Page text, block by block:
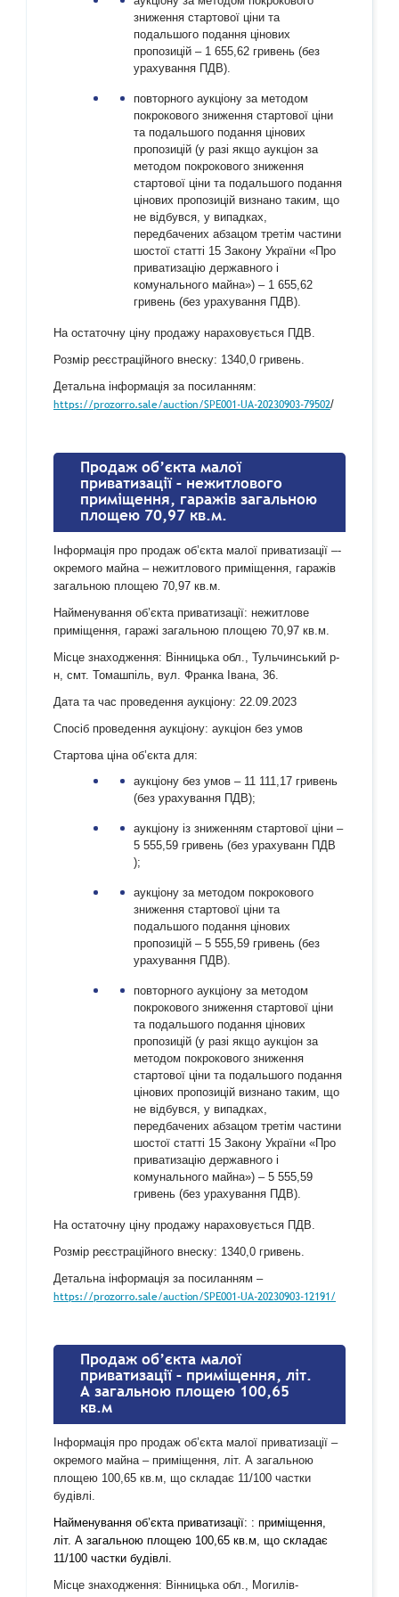
зниження стартової ціни та
подальшого подання цінових
пропозицій – 1 655,62 гривень (без
урахування ПДВ).
повторного аукціону за методом
покрокового зниження стартової ціни
та подальшого подання цінових
пропозицій (у разі якщо аукціон за
методом покрокового зниження
стартової ціни та подальшого подання
цінових пропозицій визнано таким, що
не відбувся, у випадках,
передбачених абзацом третім частини
шостої статті 15 Закону України «Про
приватизацію державного і
комунального майна») – 1 655,62
гривень (без урахування ПДВ).
На остаточну ціну продажу нараховується ПДВ.
Розмір реєстраційного внеску: 1340,0 гривень.
Детальна інформація за посиланням:
https://prozorro.sale/auction/SPE001-UA-20230903-79502/
Продаж об’єкта малої
приватизації – нежитлового
приміщення, гаражів загальною
площею 70,97 кв.м.
Інформація про продаж об’єкта малої приватизації –-
окремого майна – нежитлового приміщення, гаражів
загальною площею 70,97 кв.м.
Найменування об’єкта приватизації: нежитлове
приміщення, гаражі загальною площею 70,97 кв.м.
Місце знаходження: Вінницька обл., Тульчинський р-
н, смт. Томашпіль, вул. Франка Івана, 36.
Дата та час проведення аукціону: 22.09.2023
Спосіб проведення аукціону: аукціон без умов
Стартова ціна об’єкта для:
аукціону без умов – 11 111,17 гривень
(без урахування ПДВ);
аукціону із зниженням стартової ціни –
5 555,59 гривень (без урахуванн ПДВ
);
аукціону за методом покрокового
зниження стартової ціни та
подальшого подання цінових
пропозицій – 5 555,59 гривень (без
урахування ПДВ).
повторного аукціону за методом
покрокового зниження стартової ціни
та подальшого подання цінових
пропозицій (у разі якщо аукціон за
методом покрокового зниження
стартової ціни та подальшого подання
цінових пропозицій визнано таким, що
не відбувся, у випадках,
передбачених абзацом третім частини
шостої статті 15 Закону України «Про
приватизацію державного і
комунального майна») – 5 555,59
гривень (без урахування ПДВ).
На остаточну ціну продажу нараховується ПДВ.
Розмір реєстраційного внеску: 1340,0 гривень.
Детальна інформація за посиланням –
https://prozorro.sale/auction/SPE001-UA-20230903-12191/
Продаж об’єкта малої
приватизації – приміщення, літ.
А загальною площею 100,65
кв.м
Інформація про продаж об’єкта малої приватизації –
окремого майна – приміщення, літ. А загальною
площею 100,65 кв.м, що складає 11/100 частки
будівлі.
Найменування об’єкта приватизації: : приміщення,
літ. А загальною площею 100,65 кв.м, що складає
11/100 частки будівлі.
Місце знаходження: Вінницька обл., Могилів-